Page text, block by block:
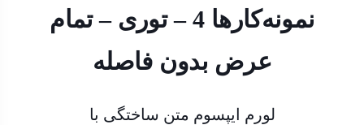
نمونه‌کارها 4 – توری – تمام
عرض بدون فاصله
لورم ایپسوم متن ساختگی با